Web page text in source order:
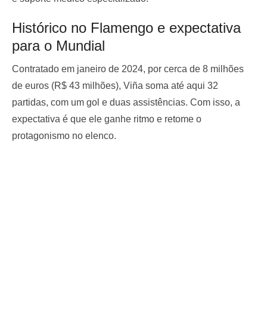
Histórico no Flamengo e expectativa
para o Mundial
Contratado em janeiro de 2024, por cerca de 8 milhões
de euros (R$ 43 milhões), Viña soma até aqui 32
partidas, com um gol e duas assistências. Com isso, a
expectativa é que ele ganhe ritmo e retome o
protagonismo no elenco.